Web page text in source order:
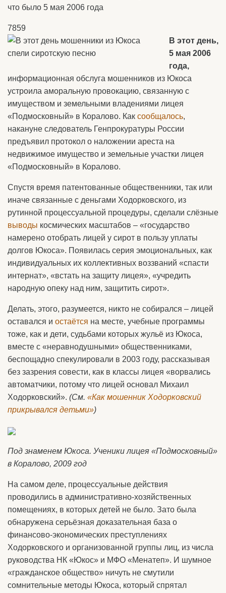
что было 5 мая 2006 года
7859
В этот день,
5 мая 2006
года,
информационная обслуга мошенников из Юкоса
устроила аморальную провокацию, связанную с
имуществом и земельными владениями лицея
«Подмосковный» в Коралово. Как сообщалось,
накануне следователь Генпрокуратуры России
предъявил протокол о наложении ареста на
недвижимое имущество и земельные участки лицея
«Подмосковный» в Коралово.
Спустя время патентованные общественники, так или
иначе связанные с деньгами Ходорковского, из
рутинной процессуальной процедуры, сделали слёзные
выводы космических масштабов – «государство
намерено отобрать лицей у сирот в пользу уплаты
долгов Юкоса». Появилась серия эмоциональных, как
индивидуальных их коллективных воззваний «спасти
интернат», «встать на защиту лицея», «учредить
народную опеку над ним, защитить сирот».
Делать, этого, разумеется, никто не собирался – лицей
оставался и остаётся на месте, учебные программы
тоже, как и дети, судьбами которых жульё из Юкоса,
вместе с «неравнодушными» общественниками,
беспощадно спекулировали в 2003 году, рассказывая
без зазрения совести, как в классы лицея «ворвались
автоматчики, потому что лицей основал Михаил
Ходорковский». (См. «Как мошенник Ходорковский
прикрывался детьми»)
Под знаменем Юкоса. Ученики лицея «Подмосковный»
в Коралово, 2009 год
На самом деле, процессуальные действия
проводились в административно-хозяйственных
помещениях, в которых детей не было. Зато была
обнаружена серьёзная доказательная база о
финансово-экономических преступлениях
Ходорковского и организованной группы лиц, из числа
руководства НК «Юкос» и МФО «Менатеп». И шумное
«гражданское общество» ничуть не смутили
сомнительные методы Юкоса, который спрятал